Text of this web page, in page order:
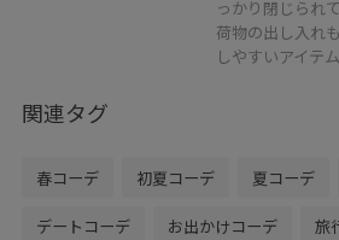
っかり閉じられ
荷物の出し入れ
しやすいアイテム
関連タグ
春コーデ 初夏コーデ 夏コーデ
デートコーデ お出かけコーデ 旅